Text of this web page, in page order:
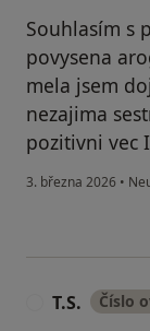
Souhlasím s
povysena
mela jsem
nezajima
pozitivni vec
3. března 2026 •
T.S. Číslo